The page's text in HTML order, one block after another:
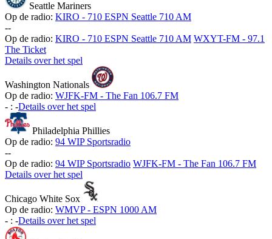
Seattle Mariners
Op de radio: KIRO - 710 ESPN Seattle 710 AM
--
Op de radio: KIRO - 710 ESPN Seattle 710 AM WXYT-FM - 97.1
The Ticket
Details over het spel
Washington Nationals
Op de radio: WJFK-FM - The Fan 106.7 FM
- : -Details over het spel
Philadelphia Phillies
Op de radio: 94 WIP Sportsradio
--
Op de radio: 94 WIP Sportsradio WJFK-FM - The Fan 106.7 FM
Details over het spel
Chicago White Sox
Op de radio: WMVP - ESPN 1000 AM
- : -Details over het spel